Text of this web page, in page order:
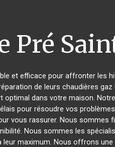
Pré
et efficace pour affronter les
de leurs chaudières gaz
dans votre maison.
pour résoudre vos
vous rassurer. Nous sommes
Nous sommes les
maximum. Nous offrons une